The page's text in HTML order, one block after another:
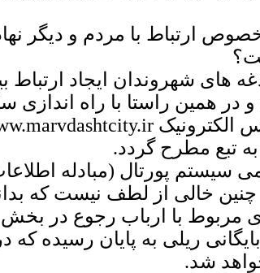
ارتباط با مردم و دیگر
های شهروندان ایجاد ارتباط
همین راستا با راه اندازی
تبع مطرح گردد.
سیستم پورتال (مبادله
خالی از لطف نیست که
مربوط با ارباب رجوع در
ریلی به پایان رسیده که
شد.